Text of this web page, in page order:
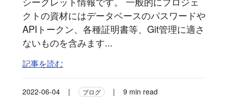
クトの資材にはデータベースのパスワードや
APIトークン、各種証明書等、Git管理に適さ
ないものを含みます...
記事を読む
2022-06-04 | ブログ |
9 min read